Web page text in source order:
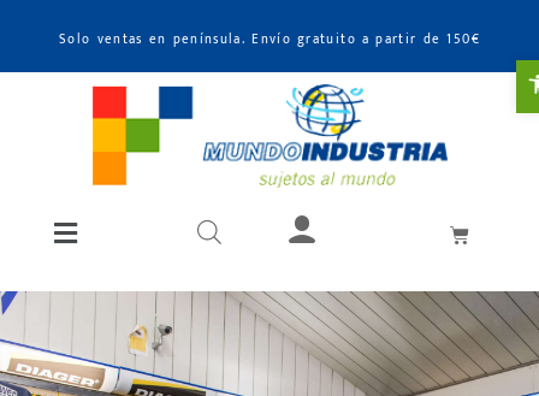
Solo ventas en península. Envío gratuito a partir de 150€